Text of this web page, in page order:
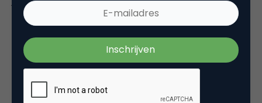
Deel dit artikel
Kopieer link